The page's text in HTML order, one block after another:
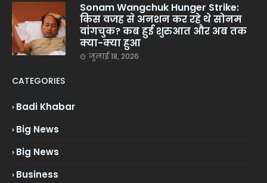
Sonam Wangchuk Hunger Strike:
किस वजह से अनशन कर रहे थे सोनम
वांगचुक? कब हुई शुरुआत और अब तक
क्या-क्या हुआ
जुलाई 18, 2026
CATEGORIES
Badi Khabar
Big News
Big News
Business